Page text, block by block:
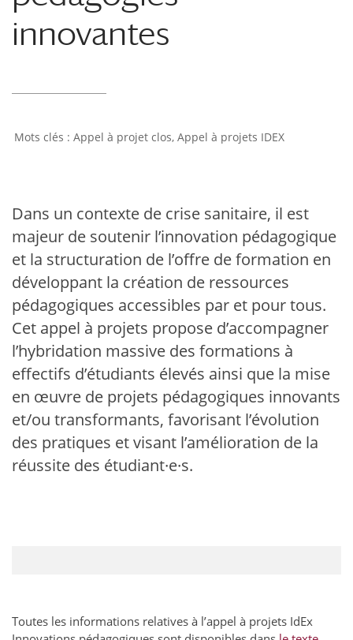
innovantes
Appel à projet clos, Appel à projets IDEX
Dans un contexte de crise sanitaire, il est
majeur de soutenir l’innovation pédagogique
et la structuration de l’offre de formation en
développant la création de ressources
pédagogiques accessibles par et pour tous.
Cet appel à projets propose d’accompagner
l’hybridation massive des formations à
effectifs d’étudiants élevés ainsi que la mise
en œuvre de projets pédagogiques innovants
et/ou transformants, favorisant l’évolution
des pratiques et visant l’amélioration de la
réussite des étudiant·e·s.
Toutes les informations relatives à l’appel à projets IdEx